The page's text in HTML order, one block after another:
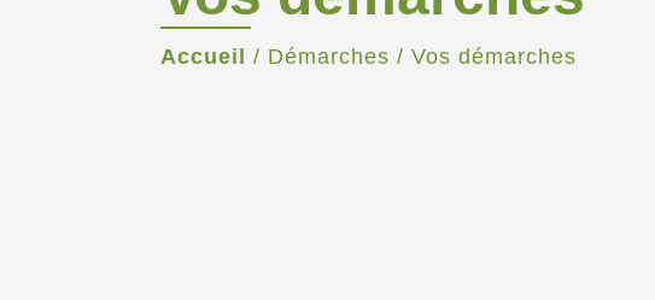
Accueil / Démarches / Vos démarches